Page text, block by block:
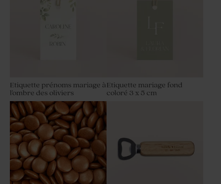
Etiquette prénoms mariage
motif floral et papier naturel
Etiquette prénoms mariage à
l'ombre des oliviers
Etiquette mariage fond
coloré 3 x 5 cm